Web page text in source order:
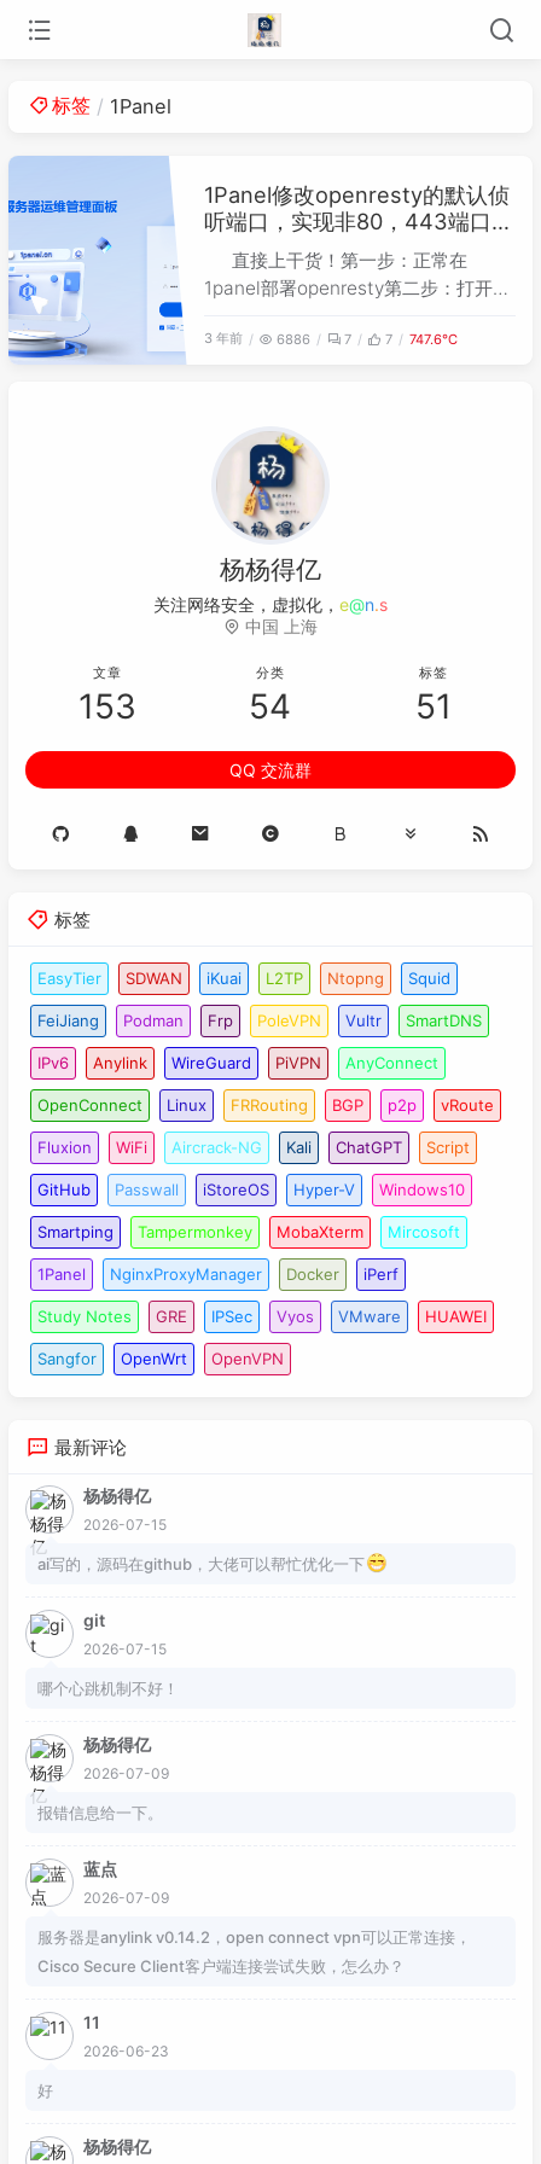
标签 1Panel
1Panel修改openresty的默认侦
听端口，实现非80，443端口反
向代理
直接上干货！第一步：正常在
1panel部署openresty第二步：打开
（/opt/1panel/apps/openresty/openr
三步：去防火墙
3 年前 6886 7 7 747.6℃
杨杨得亿
关注网络安全，虚拟化 w~(<o
中国 上海
文章
153
分类
54
标签
51
QQ 交流群
标签
EasyTier SDWAN iKuai L2TP Ntopng Squid
FeiJiang Podman Frp PoleVPN Vultr SmartDNS
IPv6 Anylink WireGuard PiVPN AnyConnect
OpenConnect Linux FRRouting BGP p2p vRoute
Fluxion WiFi Aircrack-NG Kali ChatGPT Script
GitHub Passwall iStoreOS Hyper-V Windows10
Smartping Tampermonkey MobaXterm Mircosoft
1Panel NginxProxyManager Docker iPerf
Study Notes GRE IPSec Vyos VMware HUAWEI
Sangfor OpenWrt OpenVPN
最新评论
杨杨得亿
2026-07-15
ai写的，源码在github，大佬可以帮忙优化一下
git
2026-07-15
哪个心跳机制不好！
杨杨得亿
2026-07-09
报错信息给一下。
蓝点
2026-07-09
服务器是anylink v0.14.2，open connect vpn可以正常连接，
Cisco Secure Client客户端连接尝试失败，怎么办？
11
2026-06-23
好
杨杨得亿